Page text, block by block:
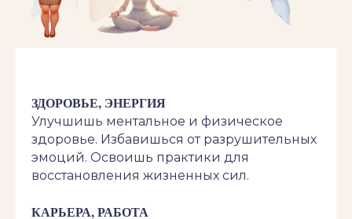
ЗДОРОВЬЕ, ЭНЕРГИЯ
Улучшишь ментальное и физическое
здоровье. Избавишься от разрушительных
эмоций. Освоишь практики для
восстановления жизненных сил.
КАРЬЕРА, РАБОТА